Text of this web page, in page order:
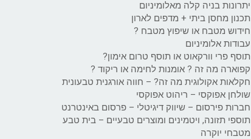
יתרונות בניה קלה מאלומיניום
תכנון מחסן ביתי + מדפים לארון
חידוש מטבח או שיפוץ מטבח ?
עבודות אלומיניום
תוסף פרי וורקאוט או תוסף טרום אימון?
קפוארה מה זה ? אומנות לחימה או ריקוד ?
חקלאות אקולוגית מה זה? – חווה אורגנית טבעונית
שולחן אפוקסי – ריהוט אפוקסי
חברות פירסום – שיווק דיגיטלי – פרסום באינטרנט
תוספי תזונה, ויטמינים ומוצרים טבעיים – בית טבע
מטבחי יוקרה